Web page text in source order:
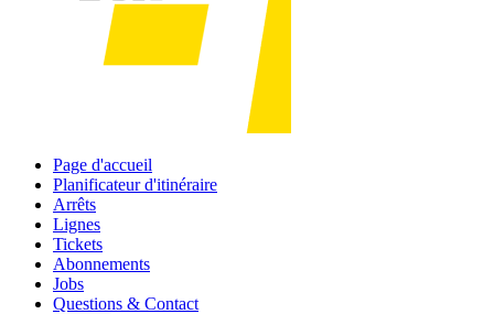
Page d'accueil
Planificateur d'itinéraire
Arrêts
Lignes
Tickets
Abonnements
Jobs
Questions & Contact